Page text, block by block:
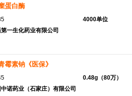
蛋白酶
一生化药业有限公司
4000单位
霉素钠《医保》
诺药业（石家庄）有限公司
0.48g（80万）